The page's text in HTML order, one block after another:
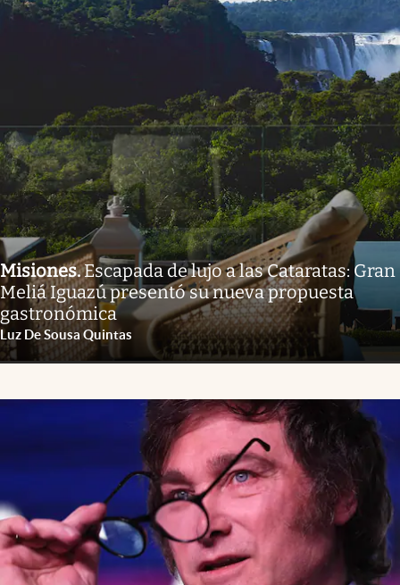
Misiones.Escapada de lujo a las Cataratas: Gran
Meliá Iguazú presentó su nueva propuesta
gastronómica
Luz De Sousa Quintas